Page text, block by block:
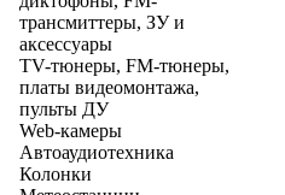
трансмиттеры, ЗУ и
аксессуары
TV-тюнеры, FM-тюнеры,
платы видеомонтажа,
пульты ДУ
Web-камеры
Автоаудиотехника
Колонки